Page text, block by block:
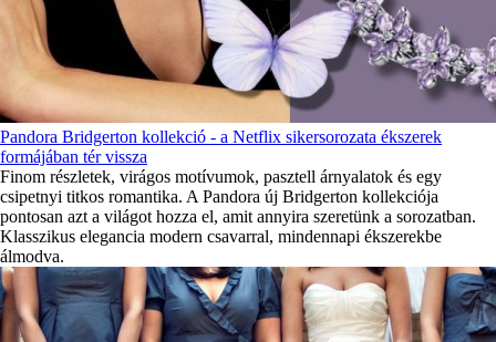
Pandora Bridgerton kollekció - a Netflix sikersorozata ékszerek
formájában tér vissza
Finom részletek, virágos motívumok, pasztell árnyalatok és egy
csipetnyi titkos romantika. A Pandora új Bridgerton kollekciója
pontosan azt a világot hozza el, amit annyira szeretünk a sorozatban.
Klasszikus elegancia modern csavarral, mindennapi ékszerekbe
álmodva.